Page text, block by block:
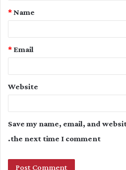
Name
*
Email
*
Website
Save my name, email, and
the next time I comment.